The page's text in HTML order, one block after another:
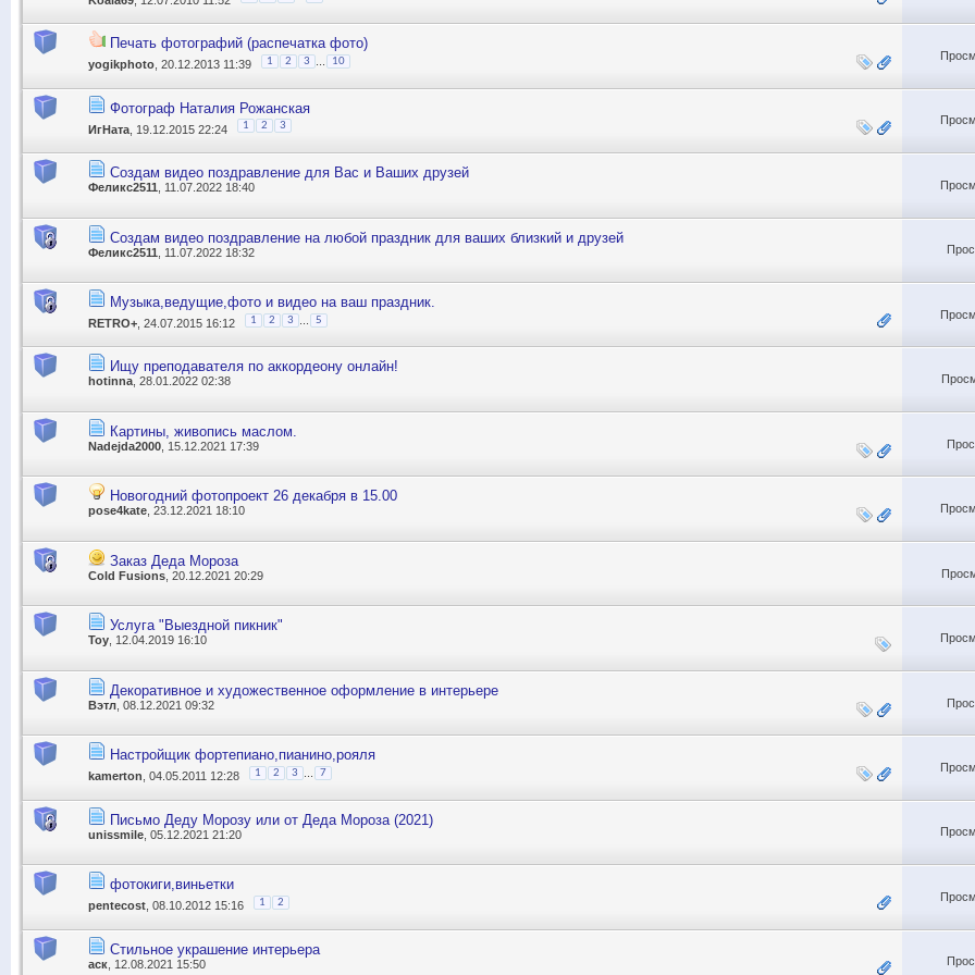
Печать фотографий (распечатка фото)
yogikphoto , 20.12.2013 11:39 1 2 3 10
Фотограф Наталия Рожанская
ИгНата , 19.12.2015 22:24 1 2 3
Создам видео поздравление для Вас и Ваших друзей
Феликс2511 , 11.07.2022 18:40
Создам видео поздравление на любой праздник для ваших близкий и друзей
Феликс2511 , 11.07.2022 18:32
Музыка,ведущие,фото и видео на ваш праздник.
RETRO+ , 24.07.2015 16:12 1 2 3 5
Ищу преподавателя по аккордеону онлайн!
hotinna, 28.01.2022 02:38
Картины, живопись маслом.
Nadejda2000 , 15.12.2021 17:39
Новогодний фотопроект 26 декабря в 15.00
pose4kate, 23.12.2021 18:10
Заказ Деда Мороза
Cold Fusions , 20.12.2021 20:29
Услуга "Выездной пикник"
Toy , 12.04.2019 16:10
Декоративное и художественное оформление в интерьере
Вэтл , 08.12.2021 09:32
Настройщик фортепиано,пианино,рояля
kamerton , 04.05.2011 12:28 1 2 3 7
Письмо Деду Морозу или от Деда Мороза (2021)
unissmile , 05.12.2021 21:20
фотокиги,виньетки
pentecost , 08.10.2012 15:16 1 2
Стильное украшение интерьера
аск , 12.08.2021 15:50